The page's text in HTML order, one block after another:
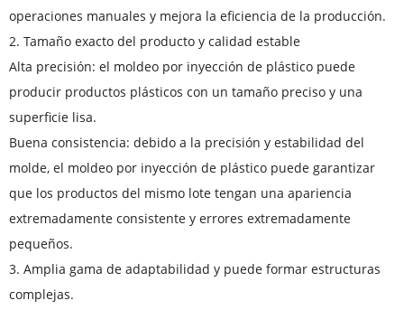
operaciones manuales y mejora la eficiencia de la producción.
2. Tamaño exacto del producto y calidad estable
Alta precisión: el moldeo por inyección de plástico puede
producir productos plásticos con un tamaño preciso y una
superficie lisa.
Buena consistencia: debido a la precisión y estabilidad del
molde, el moldeo por inyección de plástico puede garantizar
que los productos del mismo lote tengan una apariencia
extremadamente consistente y errores extremadamente
pequeños.
3. Amplia gama de adaptabilidad y puede formar estructuras
complejas.